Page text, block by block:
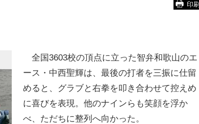
印刷
全国3603校の頂点に立った智弁和歌山のエ
ース・中西聖輝は、最後の打者を三振に仕留
めると、グラブと右拳を叩き合わせて控えめ
に喜びを表現。他のナインらも笑顔を浮か
べ、ただちに整列へ向かった。